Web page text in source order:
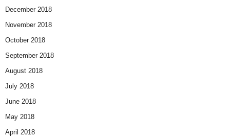
December 2018
November 2018
October 2018
September 2018
August 2018
July 2018
June 2018
May 2018
April 2018